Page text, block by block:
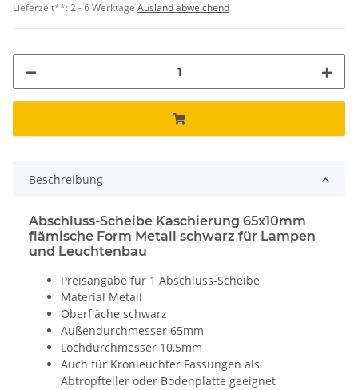
Lieferzeit**:2 - 6 Werktage Ausland abweichend
Beschreibung
Abschluss-Scheibe Kaschierung 65x10mm
flämische Form Metall schwarz für Lampen
und Leuchtenbau
Preisangabe für 1 Abschluss-Scheibe
Material Metall
Oberfläche schwarz
Außendurchmesser 65mm
Lochdurchmesser 10,5mm
Auch für Kronleuchter Fassungen als
Abtropfteller oder Bodenplatte geeignet